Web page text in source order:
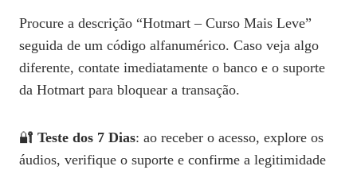
Procure a descrição “Hotmart – Curso Mais Leve”
seguida de um código alfanumérico. Caso veja algo
diferente, contate imediatamente o banco e o suporte
da Hotmart para bloquear a transação.
🔐 Teste dos 7 Dias: ao receber o acesso, explore os
áudios, verifique o suporte e confirme a legitimidade